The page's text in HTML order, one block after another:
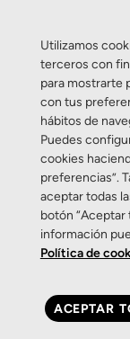
Promociones
Utilizamos
terceros con
para mostrarte
con tus
hábitos de
Puedes
cookies
preferencias”.
aceptar todas
botón “Aceptar
información
Política de
ACEPTAR